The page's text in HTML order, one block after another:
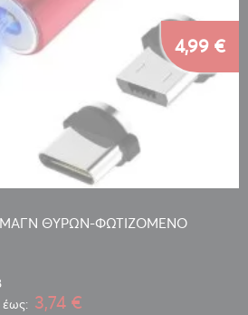
ΜΑΓΝ ΘΥΡΩΝ-ΦΩΤΙΖΟΜΕΝΟ
4,99 €
έως: 3,74 €